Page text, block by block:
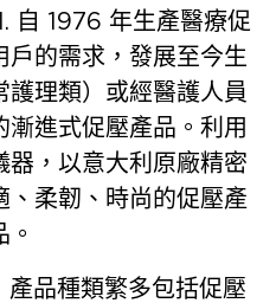
1976 年生產醫療促
戶的需求，發展至今生
護理類）或經醫護人員
進式促壓產品。利用
器，以意大利原廠精密
、柔韌、時尚的促壓產
。
品種類繁多包括促壓